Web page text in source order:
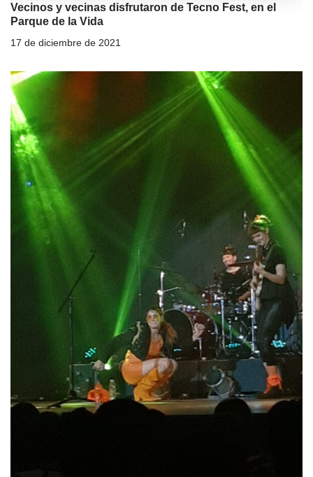
Vecinos y vecinas disfrutaron de Tecno Fest, en el
Parque de la Vida
17 de diciembre de 2021